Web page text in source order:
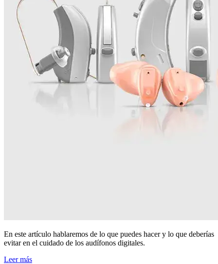
En este artículo hablaremos de lo que puedes hacer y lo que deberías
evitar en el cuidado de los audífonos digitales.
Leer más